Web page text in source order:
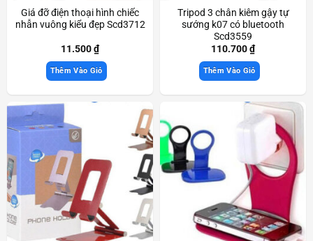
Giá đỡ điện thoại hình chiếc
nhẫn vuông kiểu đẹp Scd3712
11.500₫
Thêm Vào Giỏ
Tripod 3 chân kiêm gậy tự
sướng k07 có bluetooth
Scd3559
110.700₫
Thêm Vào Giỏ